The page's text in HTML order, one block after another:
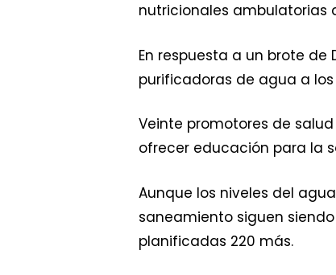
nutricionales ambulatorias
En respuesta a un brote de
purificadoras de agua a
Veinte promotores de
ofrecer educación para la
Aunque los niveles del
saneamiento siguen
planificadas 220 más.